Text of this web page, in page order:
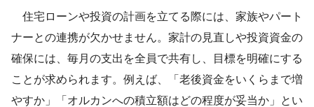
住宅ローンや投資の計画を立てる際には、家族やパート
ナーとの連携が欠かせません。家計の見直しや投資資金の
確保には、毎月の支出を全員で共有し、目標を明確にする
ことが求められます。例えば、「老後資金をいくらまで増
やすか」「オルカンへの積立額はどの程度が妥当か」とい